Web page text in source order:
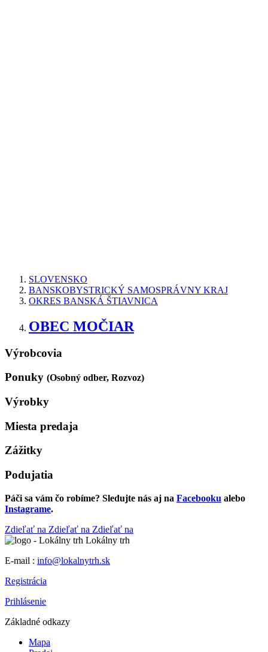
SLOVENSKO
BANSKOBYSTRICKÝ SAMOSPRÁVNY KRAJ
OKRES BANSKÁ ŠTIAVNICA
OBEC MOČIAR
Výrobcovia
Ponuky (Osobný odber, Rozvoz)
Výrobky
Miesta predaja
Zážitky
Podujatia
Páči sa vám čo robíme? Sledujte nás aj na Facebooku alebo
Instagrame.
Zdieľať na Zdieľať na Zdieľať na
Lokálny trh
E-mail : info@lokalnytrh.sk
Registrácia
Prihlásenie
Základné odkazy
Mapa